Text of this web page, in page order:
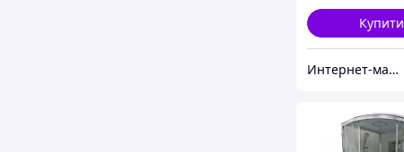
Купити
Интернет-магазин Строй Дом